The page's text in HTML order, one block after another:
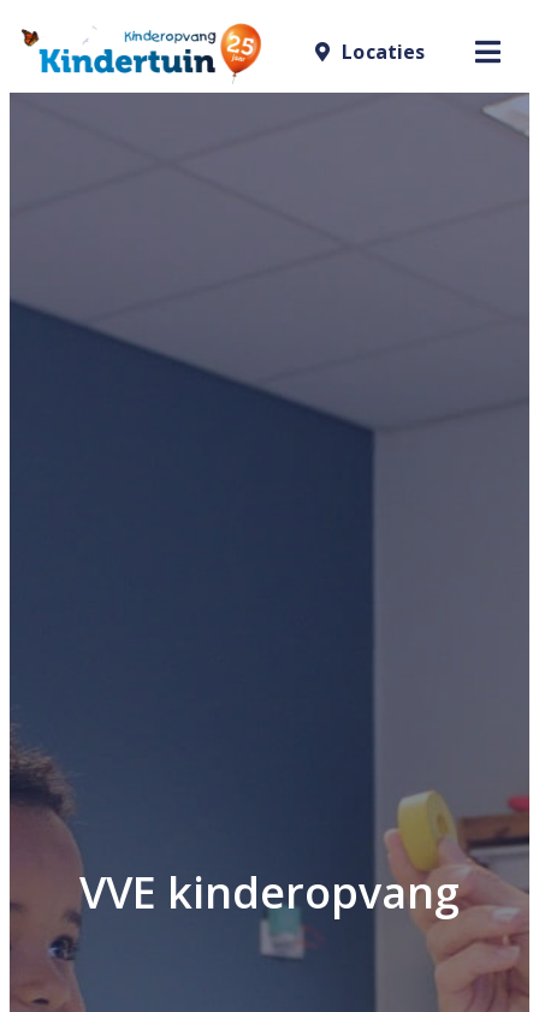
Locaties
VVE kinderopvang